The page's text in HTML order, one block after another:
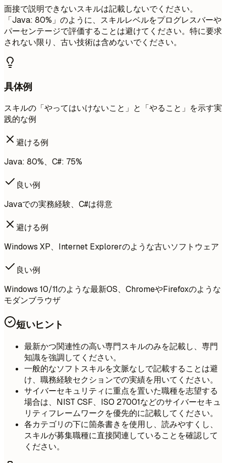
面接で説明できないスキルは記載しないでください。
「Java: 80%」のように、スキルレベルをプログレスバーや
パーセンテージで評価することは避けてください。特に要求
されない限り、古い技術は含めないでください。
具体例
スキルの「やってはいけないこと」と「やること」を示す実
践的な例
避ける例
Java: 80%、C#: 75%
良い例
Javaでの実務経験、C#は得意
避ける例
Windows XP、Internet Explorerのような古いソフトウェア
良い例
Windows 10/11のような最新OS、ChromeやFirefoxのような
モダンブラウザ
短いヒント
最新かつ関連性の高い専門スキルのみを記載し、専門
知識を強調してください。
一般的なソフトスキルを文脈なしで記載することは避
け、職務経験セクションでの実績を用いてください。
サイバーセキュリティに重点を置いた職種を志望する
場合は、NIST CSF、ISO 27001などのサイバーセキュ
リティフレームワークを優先的に記載してください。
各カテゴリの下に箇条書きを使用し、読みやすくし、
スキルが募集職種に直接関連していることを確認して
ください。